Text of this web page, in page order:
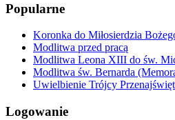
Popularne
Koronka do Miłosierdzia
Modlitwa przed pracą
Modlitwa Leona XIII do św.
Modlitwa św. Bernarda
Uwielbienie Trójcy
Logowanie